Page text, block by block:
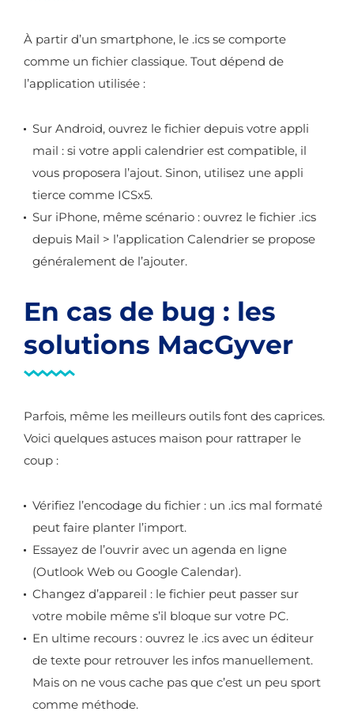
À partir d’un smartphone, le .ics se comporte
comme un fichier classique. Tout dépend de
l’application utilisée :
Sur Android, ouvrez le fichier depuis votre appli
mail : si votre appli calendrier est compatible, il
vous proposera l’ajout. Sinon, utilisez une appli
tierce comme ICSx5.
Sur iPhone, même scénario : ouvrez le fichier .ics
depuis Mail > l’application Calendrier se propose
généralement de l’ajouter.
En cas de bug : les
solutions MacGyver
Parfois, même les meilleurs outils font des caprices.
Voici quelques astuces maison pour rattraper le
coup :
Vérifiez l’encodage du fichier : un .ics mal formaté
peut faire planter l’import.
Essayez de l’ouvrir avec un agenda en ligne
(Outlook Web ou Google Calendar).
Changez d’appareil : le fichier peut passer sur
votre mobile même s’il bloque sur votre PC.
En ultime recours : ouvrez le .ics avec un éditeur
de texte pour retrouver les infos manuellement.
Mais on ne vous cache pas que c’est un peu sport
comme méthode.